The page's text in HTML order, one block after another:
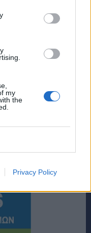
my
the
Privacy Policy